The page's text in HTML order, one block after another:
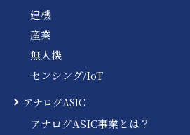
建機
産業
無人機
センシング/IoT
アナログASIC
アナログASIC事業とは？